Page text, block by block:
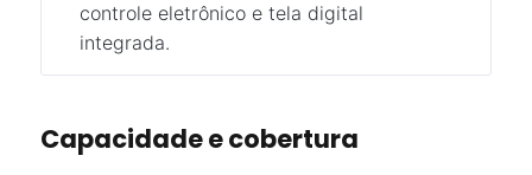
controle eletrônico e tela digital
integrada.
Capacidade e cobertura